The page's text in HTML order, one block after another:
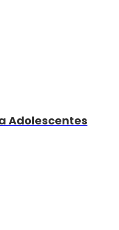
Adolescentes